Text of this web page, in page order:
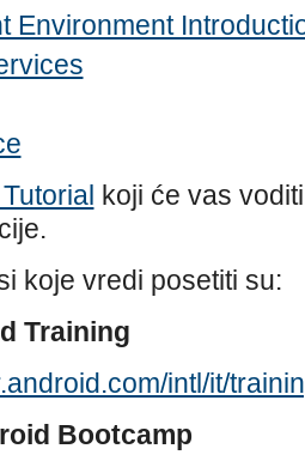
Environment
koji će vas
koje vredi posetiti su:
Training
intl/it/
Bootcamp